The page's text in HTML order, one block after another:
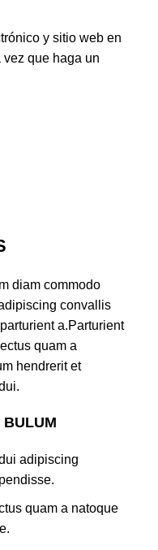
y sitio web en
que haga un
diam commodo
convallis
a.Parturient
quam a
hendrerit et
BULUM
adipiscing
quam a natoque